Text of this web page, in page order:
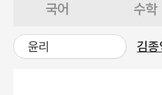
국어 수학
윤리 김종